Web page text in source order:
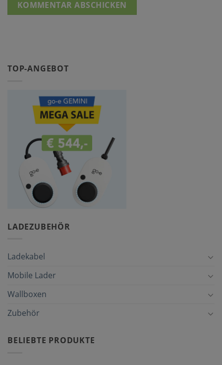
TOP-ANGEBOT
LADEZUBEHÖR
Ladekabel
Mobile Lader
Wallboxen
Zubehör
BELIEBTE PRODUKTE